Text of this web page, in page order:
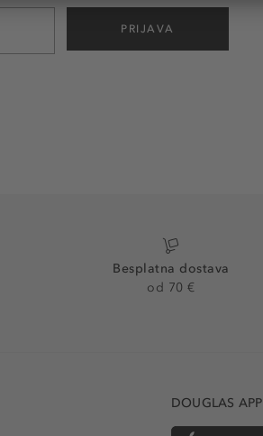
PRIJAVA
Besplatna dostava
od 70 €
DOUGLAS APP